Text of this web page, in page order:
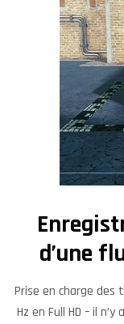
d’une
Prise en charge des
Hz en Full HD – il